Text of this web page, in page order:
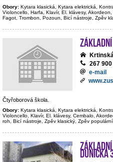
Obory: Kytara klasická, Kytara elektrická,
Violoncello, Harfa, Klavír, El. klávesy,
Fagot, Trombon, Pozoun, Bicí nástroje, Zpěv
267
e-mail
Čtyřoborová škola.
Obory: Kytara klasická, Kytara elektrická,
Violoncello, Klavír, El. klávesy, Cembalo,
roh, Bicí nástroje, Zpěv klasický, Zpěv populární
Základní
Dunická